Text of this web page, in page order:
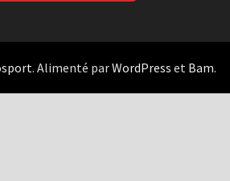
. Alimenté parWordPress et Bam.